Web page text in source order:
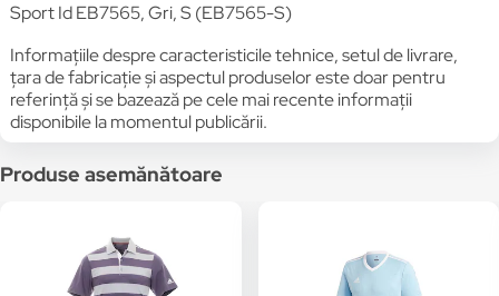
Sport Id EB7565, Gri, S (EB7565-S)
Informațiile despre caracteristicile tehnice, setul de livrare,
țara de fabricație și aspectul produselor este doar pentru
referință și se bazează pe cele mai recente informații
disponibile la momentul publicării.
Produse asemănătoare